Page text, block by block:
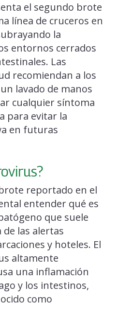
el segundo brote
línea de cruceros en
la
entornos cerrados
Las
recomiendan a los
lavado de manos
cualquier síntoma
para evitar la
en futuras
reportado en el
entender qué es
que suele
las alertas
y hoteles. El
altamente
una inflamación
y los intestinos,
como